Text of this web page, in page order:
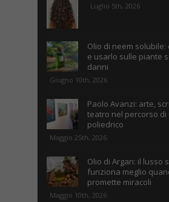
Luglio 5th, 2026
Olio di neem solubile:
e usarlo sulle piante
danni
Giugno 10th, 2026
Paolo Avanzi: arte,
teatro nel percorso di
poliedrico
Maggio 25th, 2026
Olio di Argan: il lusso
funziona meglio
promette miracoli
Maggio 10th, 2026